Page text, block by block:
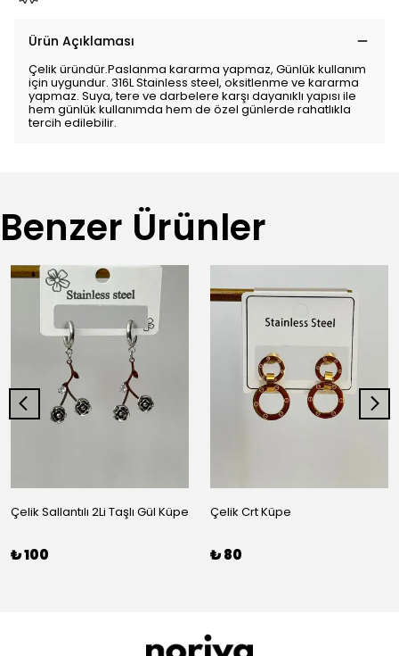
Ürün Açıklaması
Çelik üründür.Paslanma kararma yapmaz, Günlük kullanım
için uygundur. 316L Stainless steel, oksitlenme ve kararma
yapmaz. Suya, tere ve darbelere karşı dayanıklı yapısı ile
hem günlük kullanımda hem de özel günlerde rahatlıkla
tercih edilebilir.
Benzer Ürünler
Çelik Sallantılı 2Li Taşlı Gül Küpe
₺ 100
Çelik Crt Küpe
₺ 80